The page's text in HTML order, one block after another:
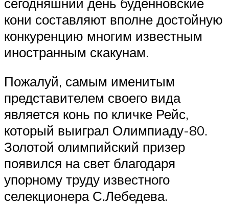
кони составляют вполне достойную
конкуренцию многим известным
иностранным скакунам.
Пожалуй, самым именитым
представителем своего вида
является конь по кличке Рейс,
который выиграл Олимпиаду-80.
Золотой олимпийский призер
появился на свет благодаря
упорному труду известного
селекционера С.Лебедева.